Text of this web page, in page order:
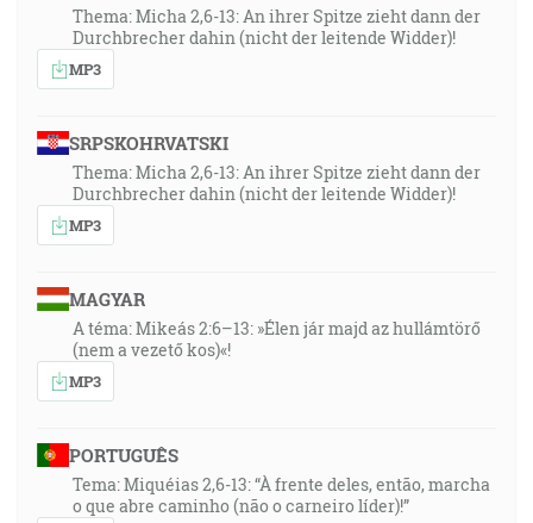
Thema: Micha 2,6-13: An ihrer Spitze zieht dann der
Durchbrecher dahin (nicht der leitende Widder)!
MP3
SRPSKOHRVATSKI
Thema: Micha 2,6-13: An ihrer Spitze zieht dann der
Durchbrecher dahin (nicht der leitende Widder)!
MP3
MAGYAR
A téma: Mikeás 2:6–13: »Élen jár majd az hullámtörő
(nem a vezető kos)«!
MP3
PORTUGUÊS
Tema: Miquéias 2,6-13: “À frente deles, então, marcha
o que abre caminho (não o carneiro líder)!”